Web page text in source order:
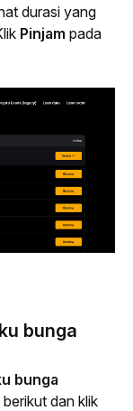
durasi yang
Pinjam pada
bunga
bunga